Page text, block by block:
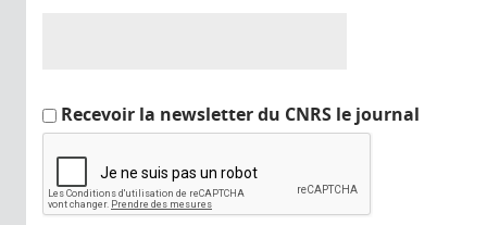
Recevoir la newsletter du CNRS le journal